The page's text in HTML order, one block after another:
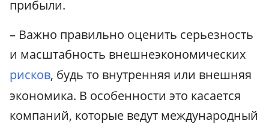
прибыли.
– Важно правильно оценить серьезность
и масштабность внешнеэкономических
рисков, будь то внутренняя или внешняя
экономика. В особенности это касается
компаний, которые ведут международный